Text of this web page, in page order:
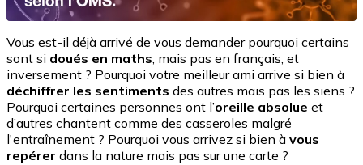
Vous est-il déjà arrivé de vous demander pourquoi certains
sont si doués en maths, mais pas en français, et
inversement ? Pourquoi votre meilleur ami arrive si bien à
déchiffrer les sentiments des autres mais pas les siens ?
Pourquoi certaines personnes ont l’oreille absolue et
d’autres chantent comme des casseroles malgré
l'entraînement ? Pourquoi vous arrivez si bien à vous
repérer dans la nature mais pas sur une carte ?